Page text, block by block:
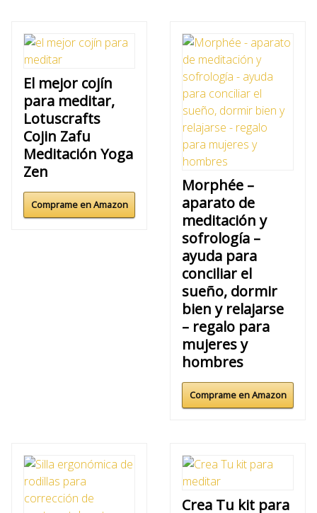
El mejor cojín
para meditar,
Lotuscrafts
Cojin Zafu
Meditación Yoga
Zen
Comprame en Amazon
Morphée –
aparato de
meditación y
sofrología –
ayuda para
conciliar el
sueño, dormir
bien y relajarse
– regalo para
mujeres y
hombres
Comprame en Amazon
Crea Tu kit para